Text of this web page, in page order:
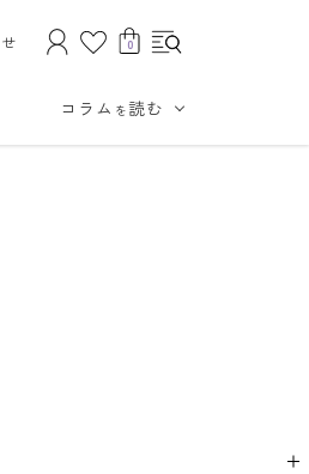
0
コラム を読む